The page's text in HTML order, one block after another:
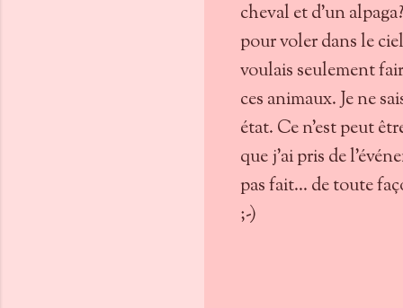
cheval et d'un
pour voler dans le
voulais seulement
ces animaux. Je ne
état. Ce n'est peut
que j'ai pris de
pas fait... de toute
;-)